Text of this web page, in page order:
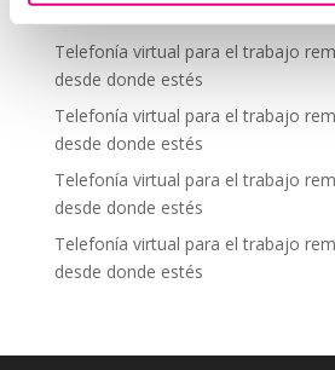
Telefonía virtual para el trabajo
desde donde estés
Telefonía virtual para el trabajo
desde donde estés
Telefonía virtual para el trabajo
desde donde estés
Telefonía virtual para el trabajo
desde donde estés